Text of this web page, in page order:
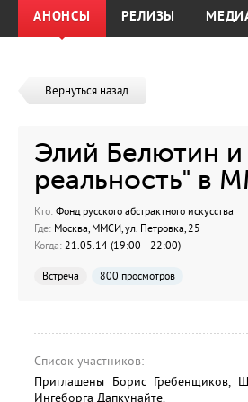
АНОНСЫ РЕЛИЗЫ
Вернуться назад
Элий Белютин
реальность" в
Кто: Фонд русского абстрактного искусства
Где: Москва, ММСИ, ул. Петровка, 25
Когда: 21.05.14 (19:00—22:00)
Встреча 800 просмотров
Список участников:
Приглашены Борис Гребенщиков,
Ингеборга Дапкунайте.